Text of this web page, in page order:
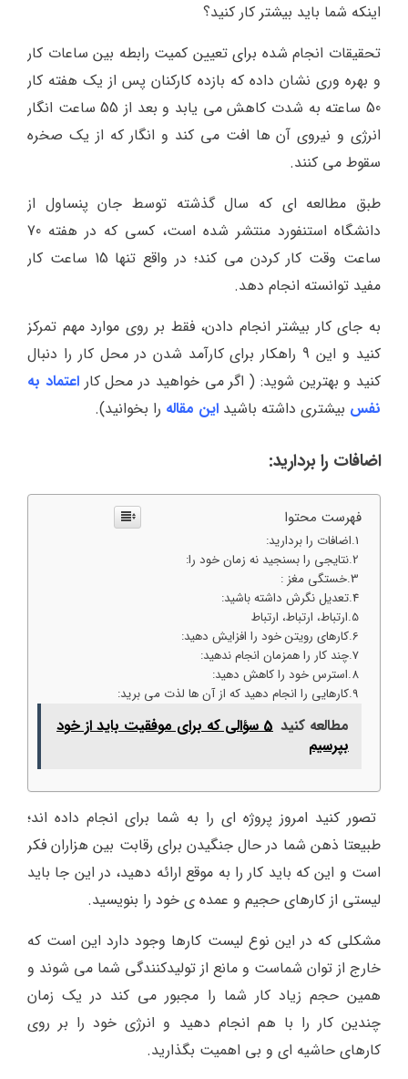
اینکه شما باید بیشتر کار کنید؟
تحقیقات انجام شده برای تعیین کمیت رابطه بین ساعات کار
و بهره وری نشان داده که بازده کارکنان پس از یک هفته کار
50 ساعته به شدت کاهش می یابد و بعد از 55 ساعت انگار
انرژی و نیروی آن ها افت می کند و انگار که از یک صخره
سقوط می کنند.
طبق مطالعه ای که سال گذشته توسط جان پنساول از
دانشگاه استنفورد منتشر شده است، کسی که در هفته 70
ساعت وقت کار کردن می کند؛ در واقع تنها 15 ساعت کار
مفید توانسته انجام دهد.
به جای کار بیشتر انجام دادن، فقط بر روی موارد مهم تمرکز
کنید و این 9 راهکار برای کارآمد شدن در محل کار را دنبال
کنید و بهترین شوید: ( اگر می خواهید در محل کار اعتماد به
نفس بیشتری داشته باشید این مقاله را بخوانید).
اضافات را بردارید:
فهرست محتوا
اضافات را بردارید:
نتایجی را بسنجید نه زمان خود را:
خستگی مغز :
تعدیل نگرش داشته باشید:
ارتباط، ارتباط، ارتباط
کارهای رویتن خود را افزایش دهید:
چند کار را همزمان انجام ندهید:
استرس خود را کاهش دهید:
کارهایی را انجام دهید که از آن ها لذت می برید:
مطالعه کنید
5 سؤالی که برای موفقیت باید از خود
بپرسیم
تصور کنید امروز پروژه ای را به شما برای انجام داده اند؛
طبیعتا ذهن شما در حال جنگیدن برای رقابت بین هزاران فکر
است و این که باید کار را به موقع ارائه دهید، در این جا باید
لیستی از کارهای حجیم و عمده ی خود را بنویسید.
مشکلی که در این نوع لیست کارها وجود دارد این است که
خارج از توان شماست و مانع از تولیدکنندگی شما می شوند و
همین حجم زیاد کار شما را مجبور می کند در یک زمان
چندین کار را با هم انجام دهید و انرژی خود را بر روی
کارهای حاشیه ای و بی اهمیت بگذارید.